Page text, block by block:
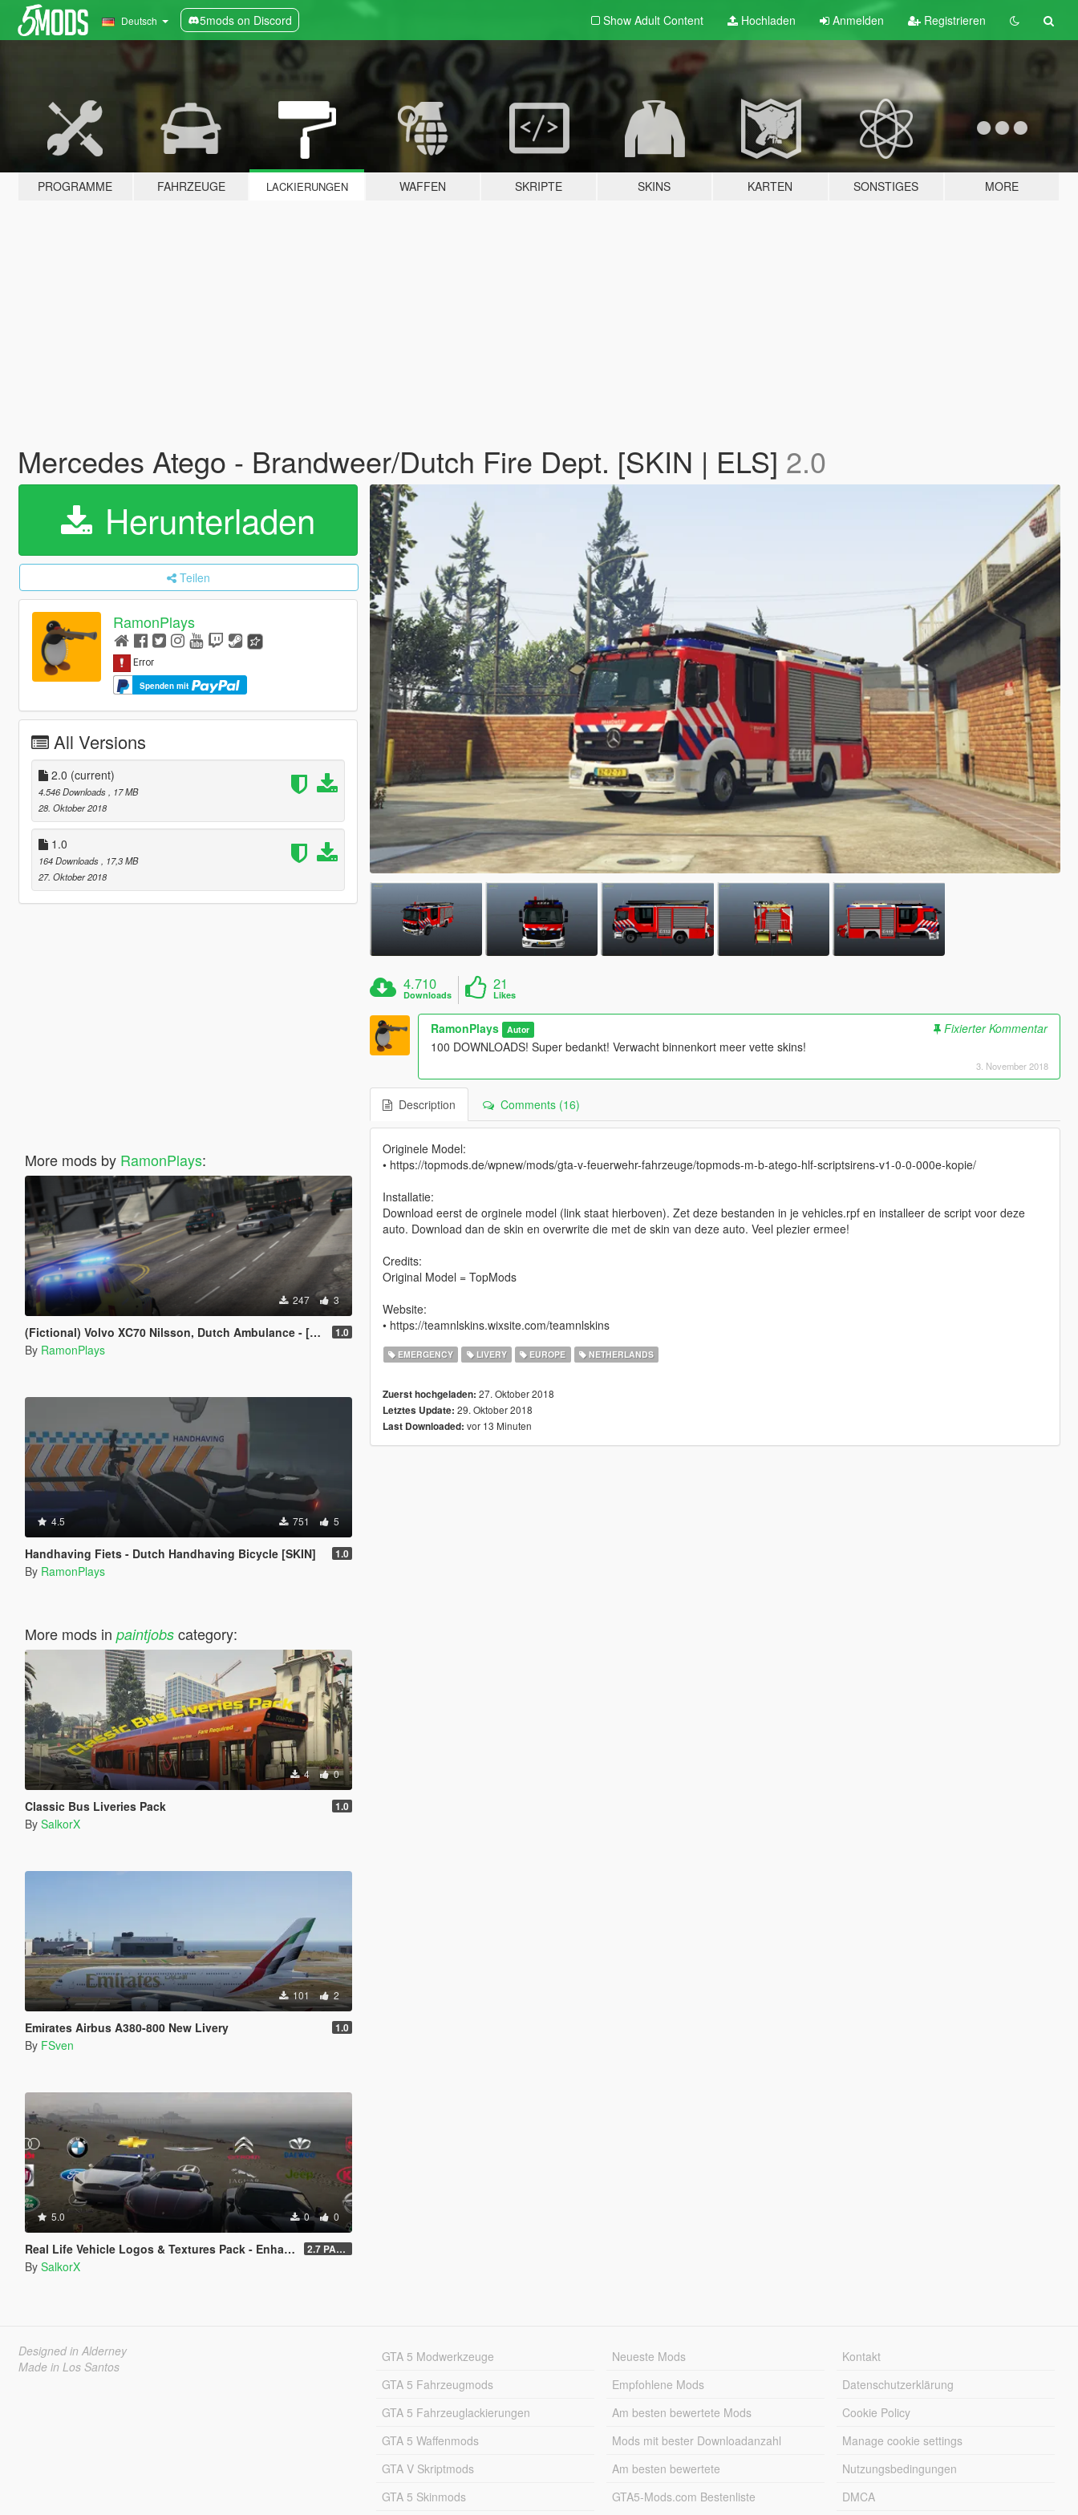
Deutsch 5mods on Discord Show Adult Content Hochladen Anmelden Registrieren
PROGRAMME FAHRZEUGE LACKIERUNGEN WAFFEN SKRIPTE SKINS KARTEN SONSTIGES MORE
Mercedes Atego - Brandweer/Dutch Fire Dept. [SKIN | ELS] 2.0
Herunterladen
Teilen
RamonPlays
Spenden mit
All Versions
2.0 (current)
4.546 Downloads
, 17 MB
28. Oktober 2018
1.0
164 Downloads
, 17,3 MB
27. Oktober 2018
More mods by RamonPlays:
247 3
(Fictional) Volvo XC70 Nilsson, Dutch Ambulance - [Skin | ELS] 1.0
By RamonPlays
4.5 751 5
Handhaving Fiets - Dutch Handhaving Bicycle [SKIN] 1.0
By RamonPlays
More mods in paintjobscategory:
4 0
Classic Bus Liveries Pack 1.0
By SalkorX
101 2
Emirates Airbus A380-800 New Livery 1.0
By FSven
5.0 0 0
Real Life Vehicle Logos & Textures Pack - Enhanced 2.7 PART 4
By SalkorX
4.710
Downloads
21
Likes
RamonPlays Autor
Fixierter Kommentar
100 DOWNLOADS! Super bedankt! Verwacht binnenkort meer vette skins!
3. November 2018
Description Comments (16)
Originele Model:
• https://topmods.de/wpnew/mods/gta-v-feuerwehr-fahrzeuge/topmods-m-b-atego-hlf-scriptsirens-v1-0-0-000e-kopie/
Installatie:
Download eerst de orginele model (link staat hierboven). Zet deze bestanden in je vehicles.rpf en installeer de script voor deze
auto. Download dan de skin en overwrite die met de skin van deze auto. Veel plezier ermee!
Credits:
Original Model = TopMods
Website:
• https://teamnlskins.wixsite.com/teamnlskins
EMERGENCY LIVERY EUROPE NETHERLANDS
Zuerst hochgeladen: 27. Oktober 2018
Letztes Update: 29. Oktober 2018
Last Downloaded: vor 13 Minuten
Designed in Alderney
Made in Los Santos
GTA 5 Modwerkzeuge
GTA 5 Fahrzeugmods
GTA 5 Fahrzeuglackierungen
GTA 5 Waffenmods
GTA V Skriptmods
GTA 5 Skinmods
Neueste Mods
Empfohlene Mods
Am besten bewertete Mods
Mods mit bester Downloadanzahl
Am besten bewertete
GTA5-Mods.com Bestenliste
Kontakt
Datenschutzerklärung
Cookie Policy
Manage cookie settings
Nutzungsbedingungen
DMCA